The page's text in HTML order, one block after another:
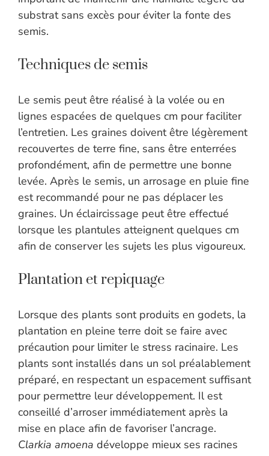
substrat sans excès pour éviter la fonte des
semis.
Techniques de semis
Le semis peut être réalisé à la volée ou en
lignes espacées de quelques cm pour faciliter
l’entretien. Les graines doivent être légèrement
recouvertes de terre fine, sans être enterrées
profondément, afin de permettre une bonne
levée. Après le semis, un arrosage en pluie fine
est recommandé pour ne pas déplacer les
graines. Un éclaircissage peut être effectué
lorsque les plantules atteignent quelques cm
afin de conserver les sujets les plus vigoureux.
Plantation et repiquage
Lorsque des plants sont produits en godets, la
plantation en pleine terre doit se faire avec
précaution pour limiter le stress racinaire. Les
plants sont installés dans un sol préalablement
préparé, en respectant un espacement suffisant
pour permettre leur développement. Il est
conseillé d’arroser immédiatement après la
mise en place afin de favoriser l’ancrage.
Clarkia amoena développe mieux ses racines